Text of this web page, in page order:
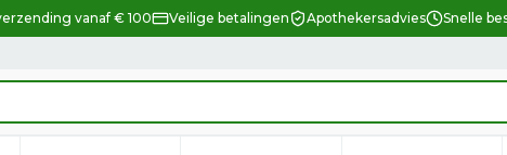
vanaf € 100 Veilige betalingen Apothekersadvies Snelle